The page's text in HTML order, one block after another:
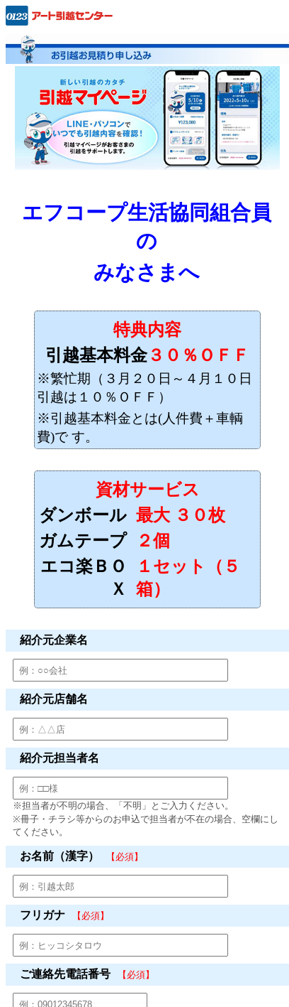
エフコープ生活協同組合員
の
みなさまへ
特典内容
引越基本料金３０％ＯＦＦ
※繁忙期（３月２０日～４月１０日
引越は１０％ＯＦＦ）
※引越基本料金とは(人件費＋車輌
費)で す。
資材サービス
ダンボール 最大 ３０枚
ガムテープ
２個
エコ楽ＢＯ
Ｘ
１セット（５
箱）
紹介元企業名
紹介元店舗名
紹介元担当者名
※担当者が不明の場合、「不明」とご入力ください。
※冊子・チラシ等からのお申込で担当者が不在の場合、空欄にし
てください。
お名前（漢字） 【必須】
フリガナ 【必須】
ご連絡先電話番号 【必須】